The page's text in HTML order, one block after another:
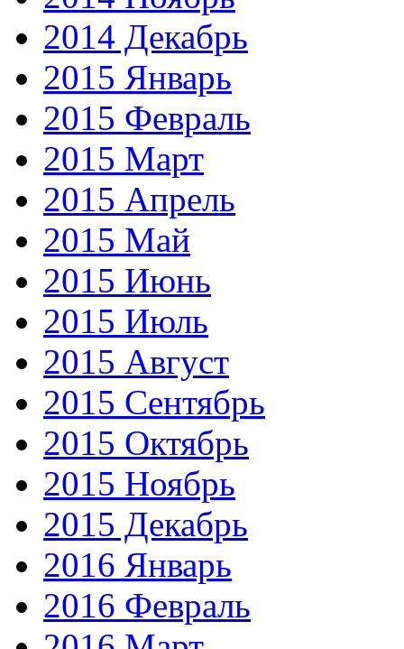
2014 Декабрь
2015 Январь
2015 Февраль
2015 Март
2015 Апрель
2015 Май
2015 Июнь
2015 Июль
2015 Август
2015 Сентябрь
2015 Октябрь
2015 Ноябрь
2015 Декабрь
2016 Январь
2016 Февраль